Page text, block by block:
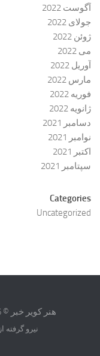
آگوست 2022
جولای 2022
ژوئن 2022
می 2022
آوریل 2022
مارس 2022
فوریه 2022
ژانویه 2022
دسامبر 2021
نوامبر 2021
اکتبر 2021
سپتامبر 2021
Categories
Uncategorized
هنر کویر خبر © 2026. حق کپی رایت محفوظ است.
نیرو گرفته از